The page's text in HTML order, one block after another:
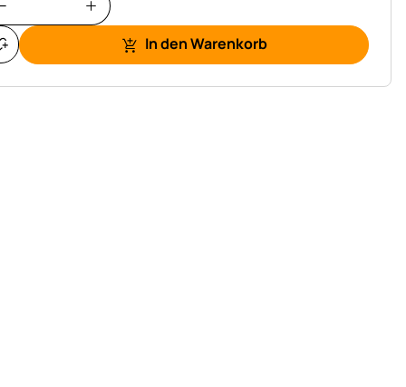
In den Warenkorb